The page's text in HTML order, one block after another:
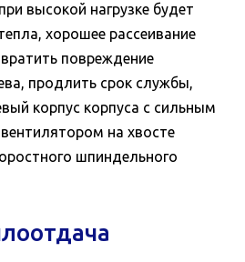
высокой нагрузке будет
хорошее рассеивание
повреждение
продлить срок службы,
корпус корпуса с сильным
на хвосте
шпиндельного